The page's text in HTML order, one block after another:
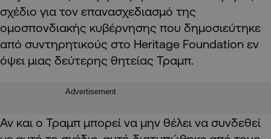
σχέδιο για τον επανασχεδιασμό της
ομοσπονδιακής κυβέρνησης που δημοσιεύτηκε
από συντηρητικούς στο Heritage Foundation εν
όψει μιας δεύτερης θητείας Τραμπ.
Advertisement
Αν και ο Τραμπ μπορεί να μην θέλει να συνδεθεί